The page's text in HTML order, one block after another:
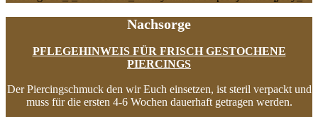
Nachsorge
PFLEGEHINWEIS FÜR FRISCH GESTOCHENE
PIERCINGS
Der Piercingschmuck den wir Euch einsetzen, ist steril verpackt und
muss für die ersten 4-6 Wochen dauerhaft getragen werden.